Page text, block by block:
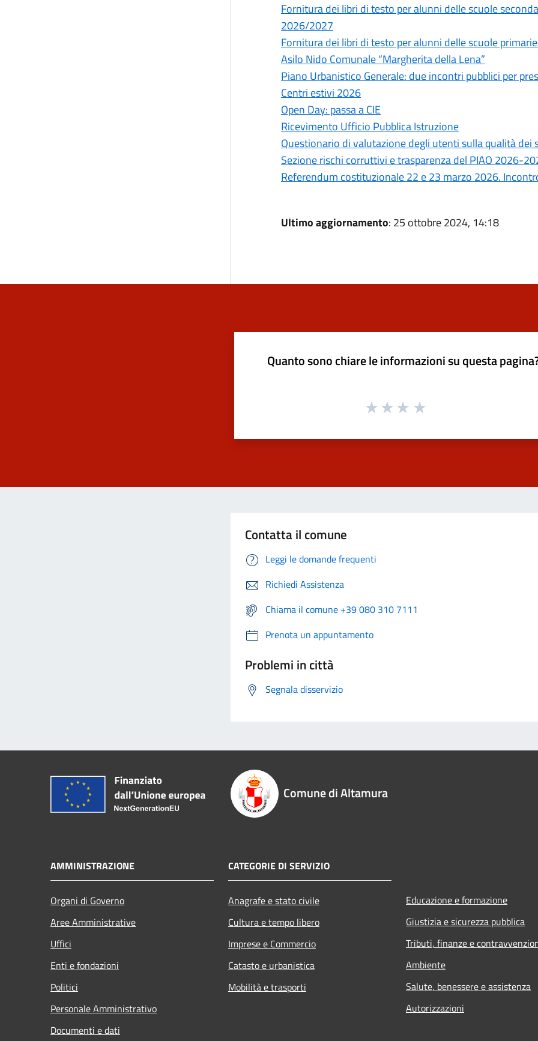
Fornitura dei libri di testo per alunni delle scuole
2026/2027
Fornitura dei libri di testo per alunni delle scuole
Asilo Nido Comunale “Margherita della Lena”
Piano Urbanistico Generale: due incontri pubblici per
Centri estivi 2026
Open Day: passa a CIE
Ricevimento Ufficio Pubblica Istruzione
Questionario di valutazione degli utenti sulla qualità dei
Sezione rischi corruttivi e trasparenza del PIAO 2026-
Referendum costituzionale 22 e 23 marzo 2026.
Ultimo aggiornamento: 25 ottobre 2024, 14:18
Quanto sono chiare le informazioni su questa
Contatta il comune
Leggi le domande frequenti
Richiedi Assistenza
Chiama il comune +39 080 310 7111
Prenota un appuntamento
Problemi in città
Segnala disservizio
Comune di Altamura
AMMINISTRAZIONE
Organi di Governo
Aree Amministrative
Uffici
Enti e fondazioni
Politici
Personale Amministrativo
Documenti e dati
CATEGORIE DI SERVIZIO
Anagrafe e stato civile
Cultura e tempo libero
Imprese e Commercio
Catasto e urbanistica
Mobilità e trasporti
Educazione e formazione
Giustizia e sicurezza pubblica
Tributi, finanze e
Ambiente
Salute, benessere e assistenza
Autorizzazioni